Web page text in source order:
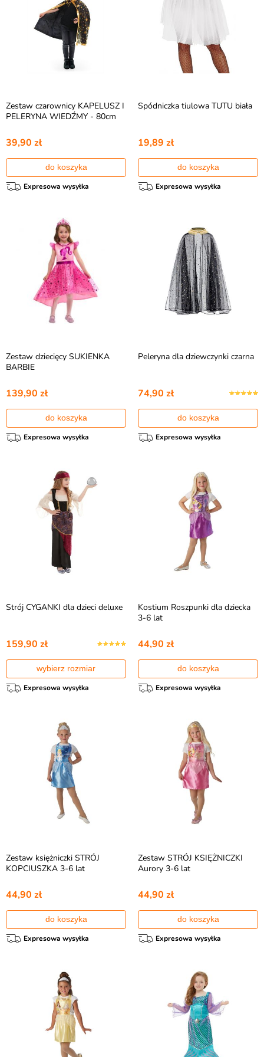
Zestaw czarownicy KAPELUSZ I
PELERYNA WIEDŹMY - 80cm
39,90 zł
do koszyka
Expresowa wysyłka
Spódniczka tiulowa TUTU biała
19,89 zł
do koszyka
Expresowa wysyłka
Zestaw dziecięcy SUKIENKA
BARBIE
139,90 zł
do koszyka
Expresowa wysyłka
Peleryna dla dziewczynki czarna
74,90 zł
do koszyka
Expresowa wysyłka
Strój CYGANKI dla dzieci deluxe
159,90 zł
wybierz rozmiar
Expresowa wysyłka
Kostium Roszpunki dla dziecka
3-6 lat
44,90 zł
do koszyka
Expresowa wysyłka
Zestaw księżniczki STRÓJ
KOPCIUSZKA 3-6 lat
44,90 zł
do koszyka
Expresowa wysyłka
Zestaw STRÓJ KSIĘŻNICZKI
Aurory 3-6 lat
44,90 zł
do koszyka
Expresowa wysyłka